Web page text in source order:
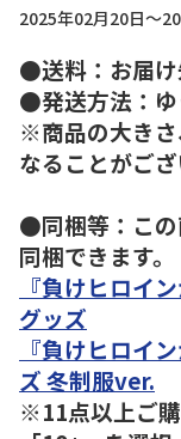
2025年02月20日～
●送料：お届け
●発送方法：ゆ
※商品の大き
なることがござ
●同梱等：この
同梱できます。
『負けヒロイ
グッズ
『負けヒロイ
ズ 冬制服ver.
※11点以上ご